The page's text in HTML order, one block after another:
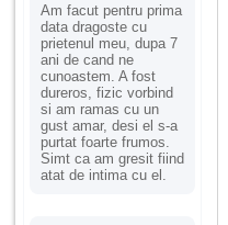
Am facut pentru prima
data dragoste cu
prietenul meu, dupa 7
ani de cand ne
cunoastem. A fost
dureros, fizic vorbind
si am ramas cu un
gust amar, desi el s-a
purtat foarte frumos.
Simt ca am gresit fiind
atat de intima cu el.